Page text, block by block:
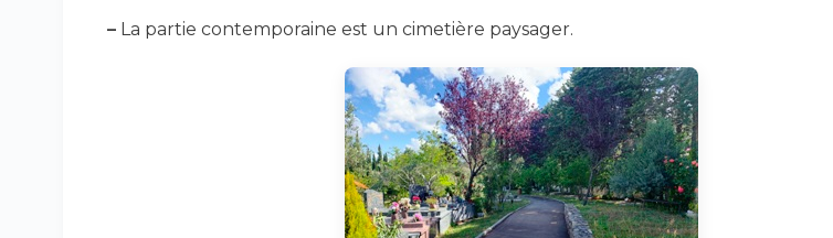
– La partie contemporaine est un cimetière paysager.